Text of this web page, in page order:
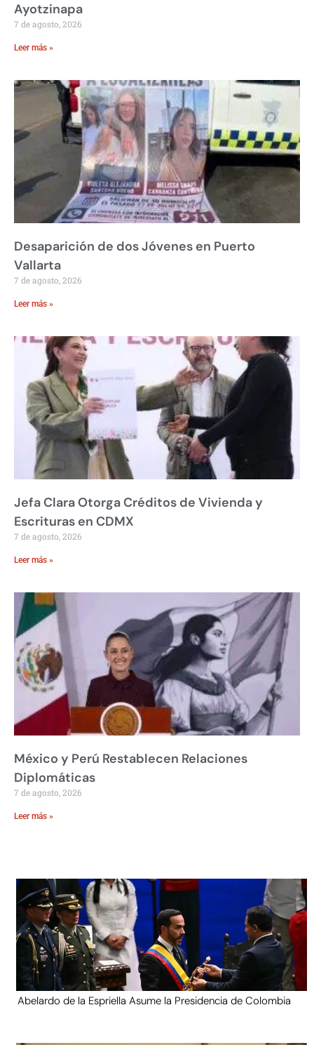
Ayotzinapa
7 de agosto, 2026
Leer más »
Desaparición de dos Jóvenes en Puerto
Vallarta
7 de agosto, 2026
Leer más »
Jefa Clara Otorga Créditos de Vivienda y
Escrituras en CDMX
7 de agosto, 2026
Leer más »
México y Perú Restablecen Relaciones
Diplomáticas
7 de agosto, 2026
Leer más »
Abelardo de la Espriella Asume la Presidencia de Colombia